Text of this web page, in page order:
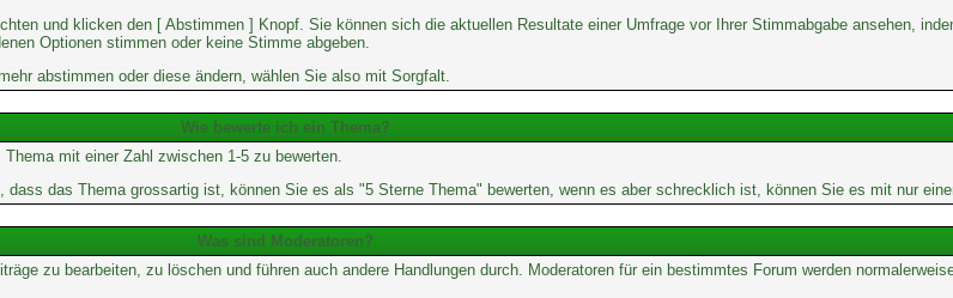
und klicken den [ Abstimmen ] Knopf. Sie können sich die aktuellen Resultate einer Umfrage vor Ihrer Stimmabgabe ansehen,
Optionen stimmen oder keine Stimme abgeben.
abstimmen oder diese ändern, wählen Sie also mit Sorgfalt.
Wie bewerte ich ein Thema?
mit einer Zahl zwischen 1-5 zu bewerten.
das Thema grossartig ist, können Sie es als "5 Sterne Thema" bewerten, wenn es aber schrecklich ist, können Sie es mit nur
Was sind Moderatoren?
zu bearbeiten, zu löschen und führen auch andere Handlungen durch. Moderatoren für ein bestimmtes Forum werden